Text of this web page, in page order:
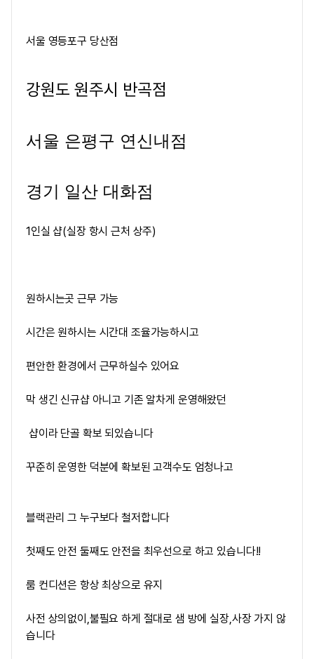
서울 영등포구 당산점
강원도 원주시 반곡점
서울 은평구 연신내점
경기 일산 대화점
1인실 샵(실장 항시 근처 상주)
원하시는곳 근무 가능
시간은 원하시는 시간대 조율가능하시고
편안한 환경에서 근무하실수 있어요
막 생긴 신규샵 아니고 기존 알차게 운영해왔던
샵이라 단골 확보 되있습니다
꾸준히 운영한 덕분에 확보된 고객수도 엄청나고
블랙관리 그 누구보다 철저합니다
첫째도 안전 둘째도 안전을 최우선으로 하고 있습니다!!
룸 컨디션은 항상 최상으로 유지
사전 상의없이,불필요 하게 절대로 샘 방에 실장,사장 가지 않
습니다